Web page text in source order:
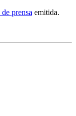
prensa emitida.